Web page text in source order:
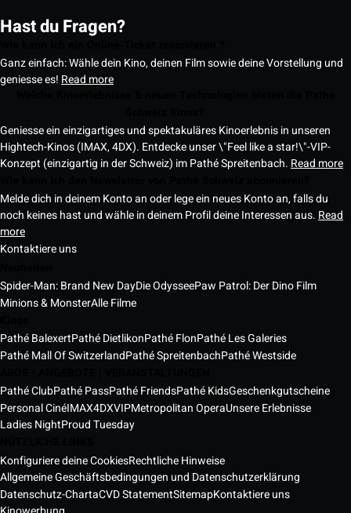
Hast du Fragen?
Ganz einfach: Wähle dein Kino, deinen Film sowie deine Vorstellung und
geniesse es! Read more
Geniesse ein einzigartiges und spektakuläres Kinoerlebnis in unseren
Hightech-Kinos (IMAX, 4DX). Entdecke unser \"Feel like a star!\"-VIP-
Konzept (einzigartig in der Schweiz) im Pathé Spreitenbach. Read more
Melde dich in deinem Konto an oder lege ein neues Konto an, falls du
noch keines hast und wähle in deinem Profil deine Interessen aus. Read
more
Kontaktiere uns
Spider-Man: Brand New DayDie OdysseePaw Patrol: Der Dino Film
Minions & MonsterAlle Filme
Pathé BalexertPathé DietlikonPathé FlonPathé Les Galeries
Pathé Mall Of SwitzerlandPathé SpreitenbachPathé Westside
Pathé ClubPathé PassPathé FriendsPathé KidsGeschenkgutscheine
Personal CinéIMAX4DXVIPMetropolitan OperaUnsere Erlebnisse
Ladies NightProud Tuesday
Konfiguriere deine CookiesRechtliche Hinweise
Allgemeine Geschäftsbedingungen und Datenschutzerklärung
Datenschutz-ChartaCVD StatementSitemapKontaktiere uns